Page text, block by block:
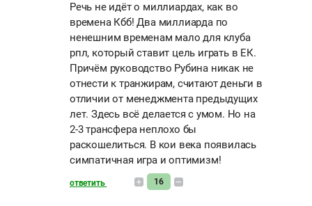
Речь не идёт о миллиардах, как во
времена Кбб! Два миллиарда по
ненешним временам мало для клуба
рпл, который ставит цель играть в ЕК.
Причём руководство Рубина никак не
отнести к транжирам, считают деньги в
отличии от менеджмента предыдущих
лет. Здесь всё делается с умом. Но на
2-3 трансфера неплохо бы
раскошелиться. В кои века появилась
симпатичная игра и оптимизм!
ответить 16